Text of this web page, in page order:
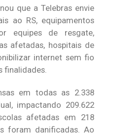
que a Telebras envie
ao RS, equipamentos
equipes de resgate,
afetadas, hospitais de
internet sem fio
finalidades.
em todas as 2.338
impactando 209.622
afetadas em 218
foram danificadas. Ao